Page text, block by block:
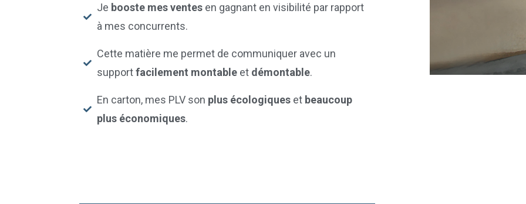
Je booste mes ventesen gagnant en visibilité par rapport
à mes concurrents.
Cette matière me permet de communiquer avec un
supportfacilement montable et démontable.
En carton, mes PLV son plus écologiques et beaucoup
plus économiques.